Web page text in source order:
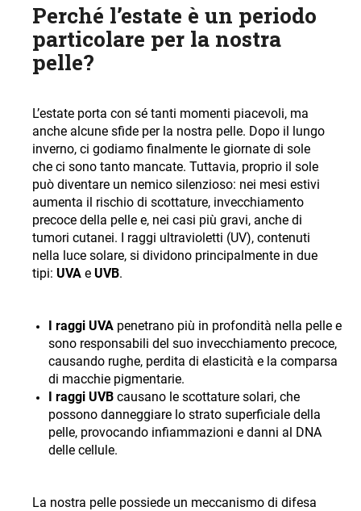
Perché l’estate è un periodo
particolare per la nostra
pelle?
L’estate porta con sé tanti momenti piacevoli, ma
anche alcune sfide per la nostra pelle. Dopo il lungo
inverno, ci godiamo finalmente le giornate di sole
che ci sono tanto mancate. Tuttavia, proprio il sole
può diventare un nemico silenzioso: nei mesi estivi
aumenta il rischio di scottature, invecchiamento
precoce della pelle e, nei casi più gravi, anche di
tumori cutanei. I raggi ultravioletti (UV), contenuti
nella luce solare, si dividono principalmente in due
tipi: UVA e UVB.
I raggi UVA penetrano più in profondità nella pelle e
sono responsabili del suo invecchiamento precoce,
causando rughe, perdita di elasticità e la comparsa
di macchie pigmentarie.
I raggi UVB causano le scottature solari, che
possono danneggiare lo strato superficiale della
pelle, provocando infiammazioni e danni al DNA
delle cellule.
La nostra pelle possiede un meccanismo di difesa